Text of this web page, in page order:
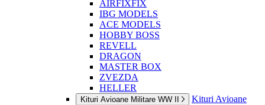
AIRFIXFIX
IBG MODELS
ACE MODELS
HOBBY BOSS
REVELL
DRAGON
MASTER BOX
ZVEZDA
HELLER
Kituri Avioane Militare WW II
Kituri Avioane